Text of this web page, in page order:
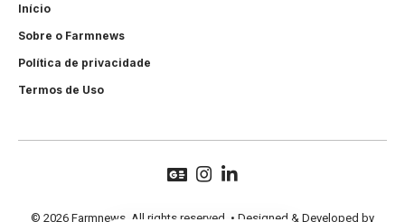
Início
Sobre o Farmnews
Política de privacidade
Termos de Uso
© 2026 Farmnews. All rights reserved. • Designed & Developed by